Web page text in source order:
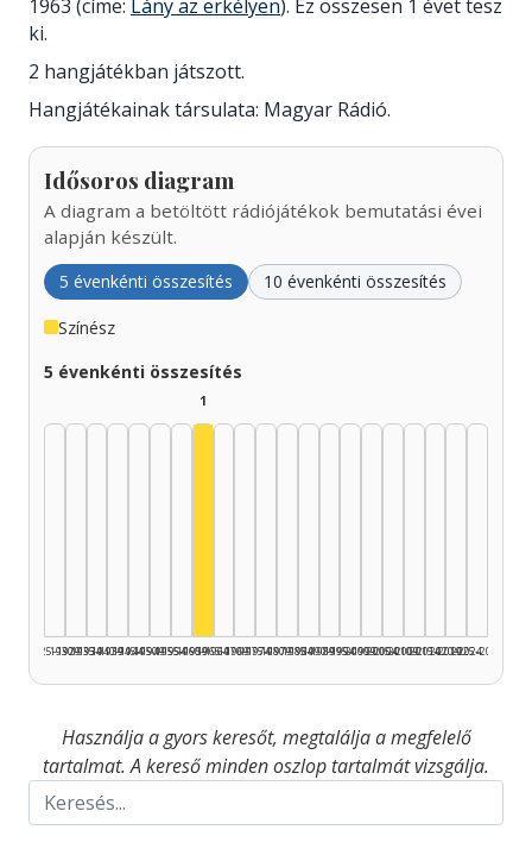
1963 (címe: Lány az erkélyen). Ez összesen 1 évet tesz
ki.
2 hangjátékban játszott.
Hangjátékainak társulata: Magyar Rádió.
Idősoros diagram
A diagram a betöltött rádiójátékok bemutatási évei
alapján készült.
5 évenkénti összesítés 10 évenkénti összesítés
Színész
5 évenkénti összesítés
1925–1929
1930–1934
1935–1939
1940–1944
1945–1949
1950–1954
1955–1959
1
1960–1964
1965–1969
1970–1974
1975–1979
1980–1984
1985–1989
1990–1994
1995–1999
2000–2004
2005–2009
2010–2014
2015–2019
2020–2024
2025–2026
Használja a gyors keresőt, megtalálja a megfelelő
tartalmat. A kereső minden oszlop tartalmát vizsgálja.